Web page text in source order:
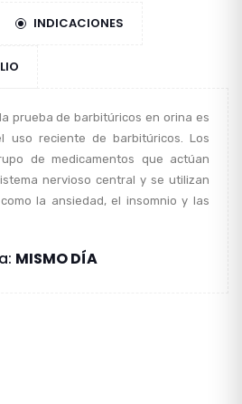
INDICACIONES
prueba de barbitúricos en orina es
uso reciente de barbitúricos. Los
de medicamentos que actúan
nervioso central y se utilizan
la ansiedad, el insomnio y las
MISMO DÍA